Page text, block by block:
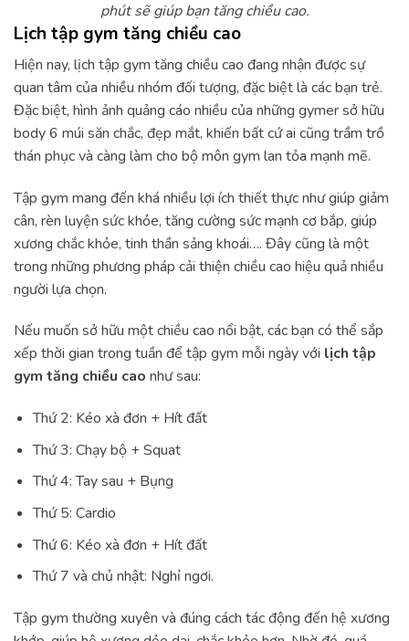
phút sẽ giúp bạn tăng chiều cao.
Lịch tập gym tăng chiều cao
Hiện nay, lịch tập gym tăng chiều cao đang nhận được sự
quan tâm của nhiều nhóm đối tượng, đặc biệt là các bạn trẻ.
Đặc biệt, hình ảnh quảng cáo nhiều của những gymer sở hữu
body 6 múi săn chắc, đẹp mắt, khiến bất cứ ai cũng trầm trồ
thán phục và càng làm cho bộ môn gym lan tỏa mạnh mẽ.
Tập gym mang đến khá nhiều lợi ích thiết thực như giúp giảm
cân, rèn luyện sức khỏe, tăng cường sức mạnh cơ bắp, giúp
xương chắc khỏe, tinh thần sảng khoái…. Đây cũng là một
trong những phương pháp cải thiện chiều cao hiệu quả nhiều
người lựa chọn.
Nếu muốn sở hữu một chiều cao nổi bật, các bạn có thể sắp
xếp thời gian trong tuần để tập gym mỗi ngày với lịch tập
gym tăng chiều cao như sau:
Thứ 2: Kéo xà đơn + Hít đất
Thứ 3: Chạy bộ + Squat
Thứ 4: Tay sau + Bụng
Thứ 5: Cardio
Thứ 6: Kéo xà đơn + Hít đất
Thứ 7 và chủ nhật: Nghỉ ngơi.
Tập gym thường xuyên và đúng cách tác động đến hệ xương